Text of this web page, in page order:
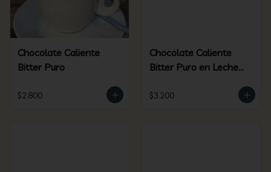
Chocolate Caliente
Bitter Puro
$2.800
Chocolate Caliente
Bitter Puro en Leche
$3.200